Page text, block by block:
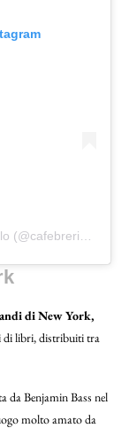
di New York,
di libri, distribuiti tra
da Benjamin Bass nel
molto amato da